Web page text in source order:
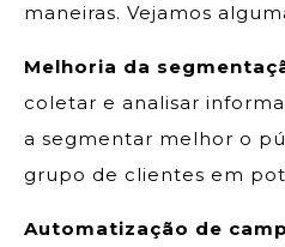
maneiras. Vejamos
Melhoria da
coletar e analisar
a segmentar melhor o
grupo de clientes em
Automatização de